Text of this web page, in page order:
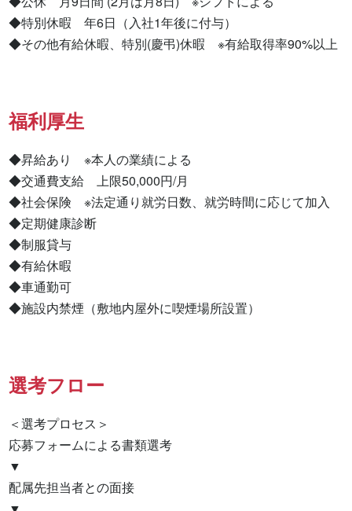
◆特別休暇　年6日（入社1年後に付与）
◆その他有給休暇、特別(慶弔)休暇　※有給取得率90%以上
福利厚生
◆昇給あり　※本人の業績による
◆交通費支給　上限50,000円/月
◆社会保険　※法定通り就労日数、就労時間に応じて加入
◆定期健康診断
◆制服貸与
◆有給休暇
◆車通勤可
◆施設内禁煙（敷地内屋外に喫煙場所設置）
選考フロー
＜選考プロセス＞
応募フォームによる書類選考
▼
配属先担当者との面接